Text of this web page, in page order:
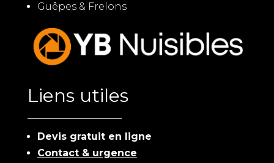
Guêpes & Frelons
Liens utiles
Devis gratuit en ligne
Contact & urgence